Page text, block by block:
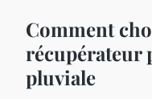
Comment
récupérateur
pluviale